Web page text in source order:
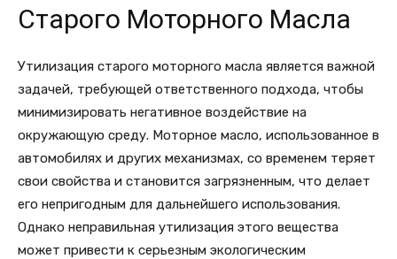
Старого Моторного Масла
Утилизация старого моторного масла является важной
задачей, требующей ответственного подхода, чтобы
минимизировать негативное воздействие на
окружающую среду. Моторное масло, использованное в
автомобилях и других механизмах, со временем теряет
свои свойства и становится загрязненным, что делает
его непригодным для дальнейшего использования.
Однако неправильная утилизация этого вещества
может привести к серьезным экологическим